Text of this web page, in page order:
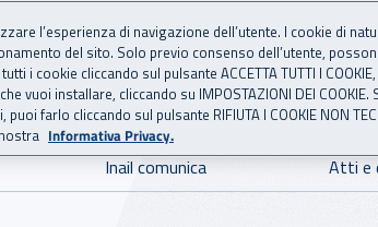
per
Inail comunica Atti e
l’esperienza di navigazione dell’utente. I cookie di
del sito. Solo previo consenso dell’utente,
i cookie cliccando sul pulsante ACCETTA TUTTI I COOKIE,
installare, cliccando su IMPOSTAZIONI DEI COOKIE.
farlo cliccando sul pulsante RIFIUTA I COOKIE NON
Informativa Privacy.